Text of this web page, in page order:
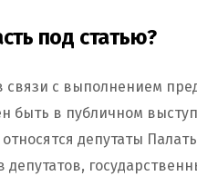
под статью?
с выполнением
быть в публичном
депутаты
депутатов,